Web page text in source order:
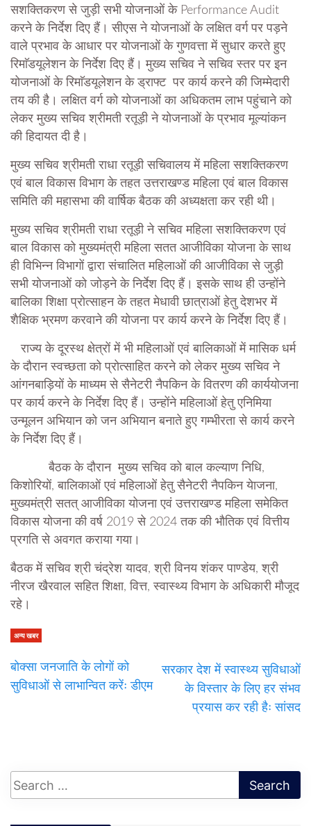
सशक्तिकरण से जुड़ी सभी योजनाओं के Performance Audit
करने के निर्देश दिए हैं। सीएस ने योजनाओं के लक्षित वर्ग पर पड़ने
वाले प्रभाव के आधार पर योजनाओं के गुणवत्ता में सुधार करते हुए
रिमाॅडयूलेशन के निर्देश दिए हैं। मुख्य सचिव ने सचिव स्तर पर इन
योजनाओं के रिमाॅडयूलेशन के ड्राफ्ट पर कार्य करने की जिम्मेदारी
तय की है। लक्षित वर्ग को योजनाओं का अधिकतम लाभ पहुंचाने को
लेकर मुख्य सचिव श्रीमती रतूड़ी ने योजनाओं के प्रभाव मूल्यांकन
की हिदायत दी है।
मुख्य सचिव श्रीमती राधा रतूड़ी सचिवालय में महिला सशक्तिकरण
एवं बाल विकास विभाग के तहत उत्तराखण्ड महिला एवं बाल विकास
समिति की महासभा की वार्षिक बैठक की अध्यक्षता कर रही थी।
मुख्य सचिव श्रीमती राधा रतूड़ी ने सचिव महिला सशक्तिकरण एवं
बाल विकास को मुख्यमंत्री महिला सतत आजीविका योजना के साथ
ही विभिन्न विभागों द्वारा संचालित महिलाओं की आजीविका से जुड़ी
सभी योजनाओं को जोड़ने के निर्देश दिए हैं। इसके साथ ही उन्होंने
बालिका शिक्षा प्रोत्साहन के तहत मेधावी छात्राओं हेतु देशभर में
शैक्षिक भ्रमण करवाने की योजना पर कार्य करने के निर्देश दिए हैं।
राज्य के दूरस्थ क्षेत्रों में भी महिलाओं एवं बालिकाओं में मासिक धर्म
के दौरान स्वच्छता को प्रोत्साहित करने को लेकर मुख्य सचिव ने
आंगनबाड़ियों के माध्यम से सैनेटरी नैपकिन के वितरण की कार्ययोजना
पर कार्य करने के निर्देश दिए हैं। उन्होंने महिलाओं हेतु एनिमिया
उन्मूलन अभियान को जन अभियान बनाते हुए गम्भीरता से कार्य करने
के निर्देश दिए हैं।
बैठक के दौरान मुख्य सचिव को बाल कल्याण निधि,
किशोरियों, बालिकाओं एवं महिलाओं हेतु सैनेटरी नैपकिन येाजना,
मुख्यमंत्री सतत् आजीविका योजना एवं उत्तराखण्ड महिला समेकित
विकास योजना की वर्ष 2019 से 2024 तक की भौतिक एवं वित्तीय
प्रगति से अवगत कराया गया।
बैठक में सचिव श्री चंद्रेश यादव, श्री विनय शंकर पाण्डेय, श्री
नीरज खैरवाल सहित शिक्षा, वित्त, स्वास्थ्य विभाग के अधिकारी मौजूद
रहे।
अन्य खबर
बोक्सा जनजाति के लोगों को
सुविधाओं से लाभान्वित करेंः डीएम
सरकार देश में स्वास्थ्य सुविधाओं
के विस्तार के लिए हर संभव
प्रयास कर रही हैः सांसद